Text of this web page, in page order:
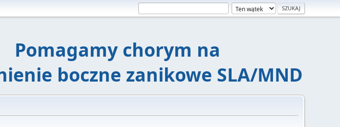
Pomagamy chorym na
boczne zanikowe SLA/MND